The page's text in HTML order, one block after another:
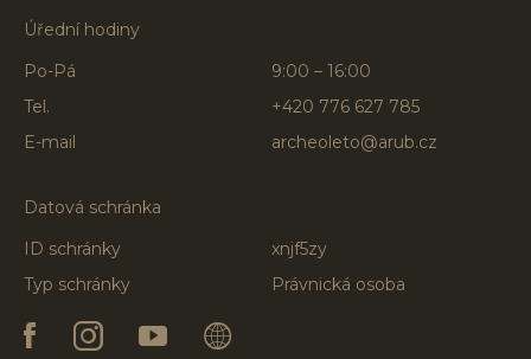
Úřední hodiny
Po-Pá
9:00 – 16:00
Tel.
+420 776 627 785
E-mail
archeoleto@arub.cz
Datová schránka
ID schránky
xnjf5zy
Typ schránky
Právnická osoba